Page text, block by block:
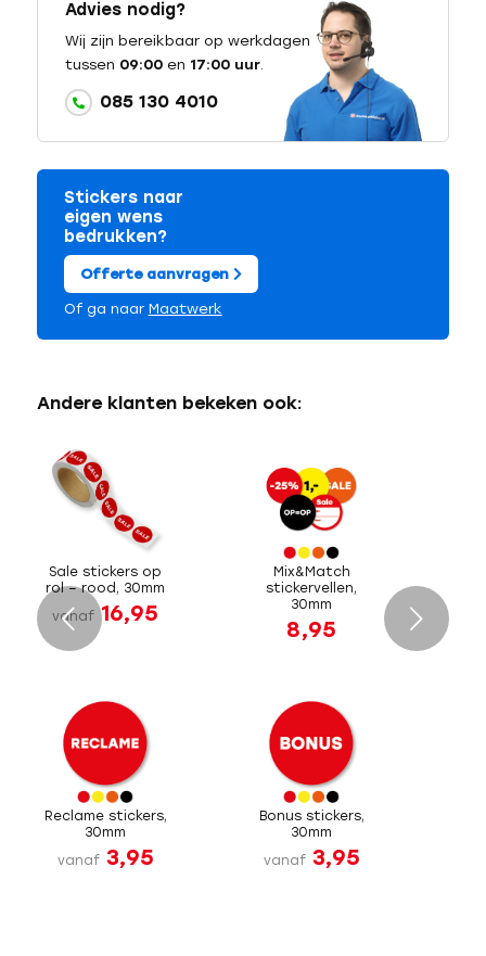
Advies nodig?
Wij zijn bereikbaar op werkdagen
tussen 09:00en 17:00 uur.
085 130 4010
Stickers naar
eigen wens
bedrukken?
Offerte aanvragen
Of ga naar Maatwerk
Andere klanten bekeken ook:
Sale stickers op
rol – rood, 30mm
vanaf 16,95
Mix&Match
stickervellen,
30mm
8,95
Reclame stickers,
30mm
vanaf 3,95
Bonus stickers,
30mm
vanaf 3,95
Volgende